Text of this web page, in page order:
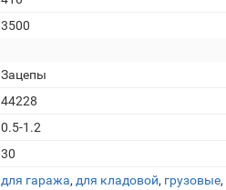
3500
Зацепы
44228
0.5-1.2
30
для гаража, для кладовой, грузовые,